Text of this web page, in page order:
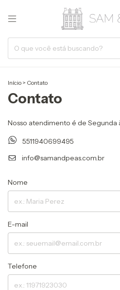
Início > Contato
Contato
Nosso atendimento é de Segunda
5511940699495
info@samandpeas.com.br
Nome
E-mail
Telefone